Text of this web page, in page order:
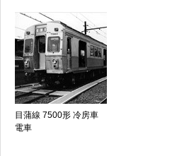
目蒲線 7500形 冷房車
電車